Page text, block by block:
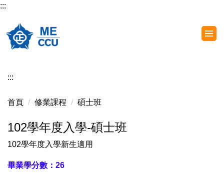
跳
主
要
區
:::
:::
首頁 修業課程 碩士班
102學年度入學-碩士班
102學年度入學新生適用
畢業學分數：26